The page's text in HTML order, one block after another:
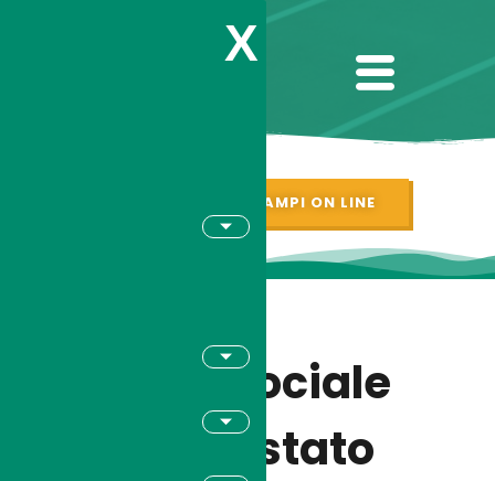
X
PRENOTAZIONI CAMPI ON LINE
Cena Sociale
2015, è stato